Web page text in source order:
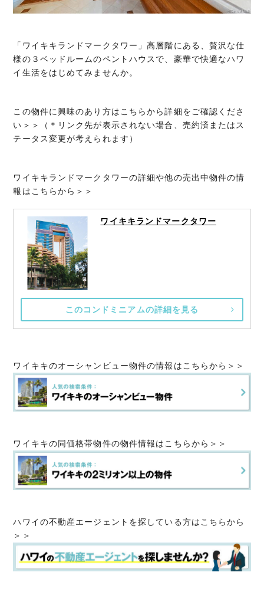
「ワイキキランドマークタワー」高層階にある、贅沢な仕
様の３ベッドルームのペントハウスで、豪華で快適なハワ
イ生活をはじめてみませんか。
この物件に興味のあり方はこちらから詳細をご確認くださ
い＞＞（＊リンク先が表示されない場合、売約済またはス
テータス変更が考えられます）
ワイキキランドマークタワーの詳細や他の売出中物件の情
報はこちらから＞＞
ワイキキランドマークタワー
このコンドミニアムの詳細を見る
ワイキキのオーシャンビュー物件の情報はこちらから＞＞
ワイキキの同価格帯物件の物件情報はこちらから＞＞
ハワイの不動産エージェントを探している方はこちらから
＞＞